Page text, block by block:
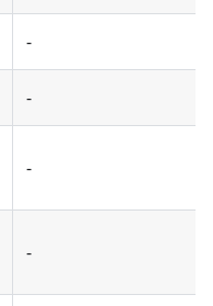
-
-
-
-